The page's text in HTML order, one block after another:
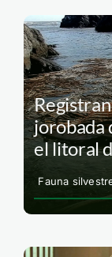
jorobada
el litoral
Fauna